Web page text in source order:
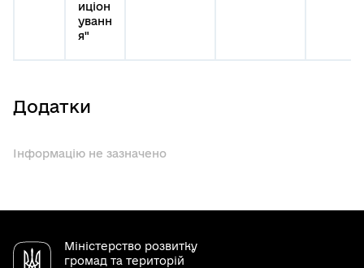
иціон
уванн
я"
Додатки
Інформацію не зазначено
Міністерство розвитку
громад та територій